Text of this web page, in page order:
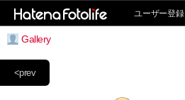
ユーザー登録
Gallery
<prev